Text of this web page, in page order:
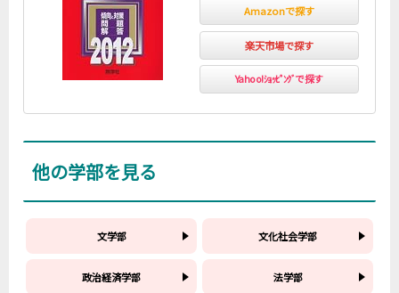
Amazonで探す
楽天市場で探す
Yahoo!ｼｮｯﾋﾟﾝｸﾞで探す
他の学部を見る
文学部 文化社会学部
政治経済学部 法学部